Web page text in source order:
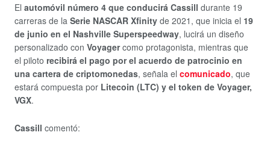
El automóvil número 4 que conducirá Cassill durante 19
carreras de la Serie NASCAR Xfinity de 2021, que inicia el 19
de junio en el Nashville Superspeedway, lucirá un diseño
personalizado con Voyagercomo protagonista, mientras que
el piloto recibirá el pago por el acuerdo de patrocinio en
una cartera de criptomonedas, señala el comunicado, que
estará compuesta por Litecoin (LTC) y el token de Voyager,
VGX.
Cassill comentó: